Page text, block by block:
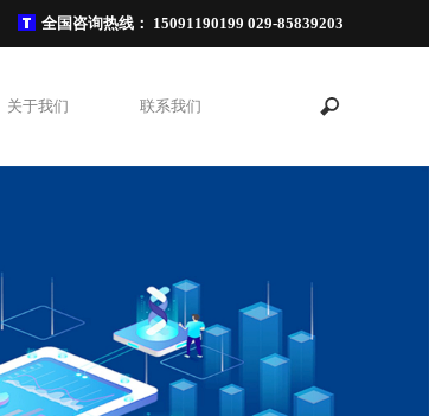
全国咨询热线： 15091190199 029-85839203
关于我们 联系我们